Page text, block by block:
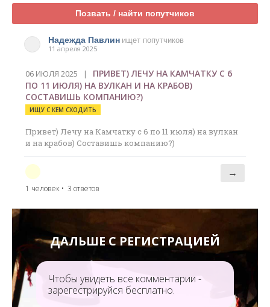
Позвать / найти попутчиков
Надежда Павлин ищет попутчиков
11 апреля 2025
06 ИЮЛЯ 2025 | ПРИВЕТ) ЛЕЧУ НА КАМЧАТКУ С 6
ПО 11 ИЮЛЯ) НА ВУЛКАН И НА КРАБОВ)
СОСТАВИШЬ КОМПАНИЮ?)
ИЩУ С КЕМ СХОДИТЬ
Привет) Лечу на Камчатку с 6 по 11 июля) на вулкан
и на крабов) Составишь компанию?)
1 человек • 3 ответов
→
ДАЛЬШЕ С РЕГИСТРАЦИЕЙ
Чтобы увидеть все комментарии -
зарегестрируйся бесплатно.